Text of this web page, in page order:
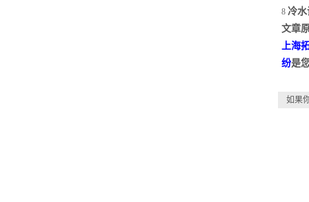
8 冷
文章
上海
纷是
如果